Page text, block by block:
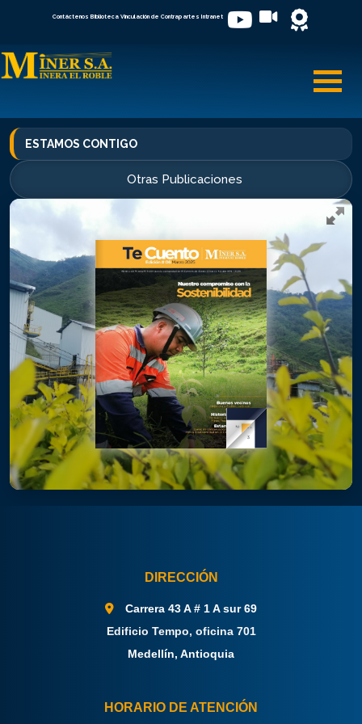
Contáctenos Biblioteca Vinculación de Contrapartes Intranet
ESTAMOS CONTIGO
Otras Publicaciones
DIRECCIÓN
Carrera 43 A # 1 A sur 69
Edificio Tempo, oficina 701
Medellín, Antioquia
HORARIO DE ATENCIÓN